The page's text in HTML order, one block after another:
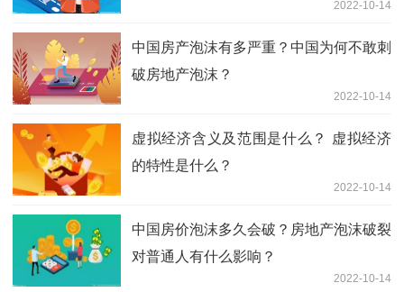
2022-10-14
中国房产泡沫有多严重？中国为何不敢刺
破房地产泡沫？
2022-10-14
虚拟经济含义及范围是什么？ 虚拟经济
的特性是什么？
2022-10-14
中国房价泡沫多久会破？房地产泡沫破裂
对普通人有什么影响？
2022-10-14